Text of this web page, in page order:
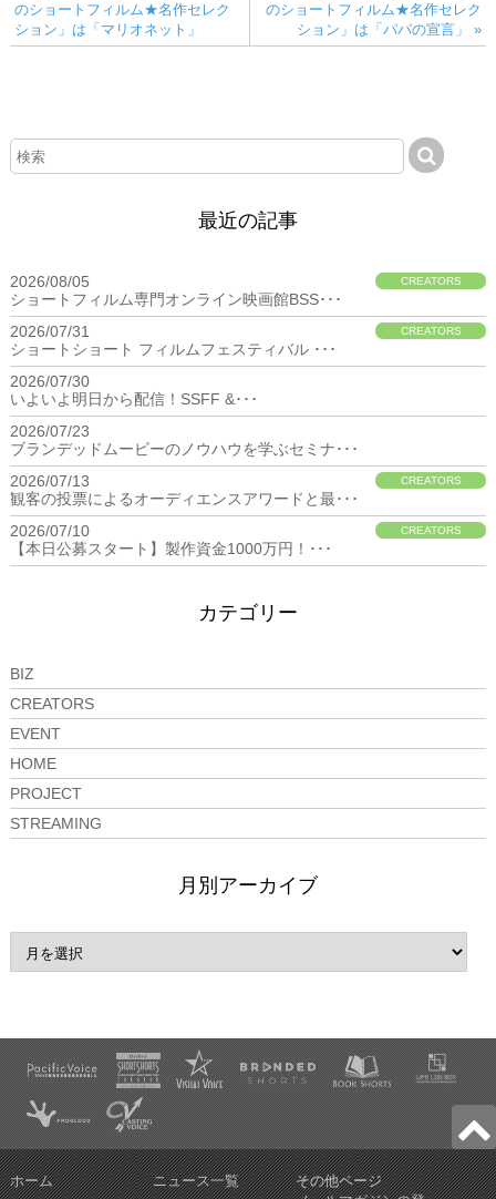
のショートフィルム★名作セレク
ション」は「マリオネット」
のショートフィルム★名作セレク
ション」は「パパの宣言」 »
最近の記事
2026/08/05 CREATORS
ショートフィルム専門オンライン映画館BSS･･･
2026/07/31
CREATORS
ショートショート フィルムフェスティバル ･･･
2026/07/30
いよいよ明日から配信！SSFF &･･･
2026/07/23
ブランデッドムービーのノウハウを学ぶセミナ･･･
2026/07/13
CREATORS
観客の投票によるオーディエンスアワードと最･･･
2026/07/10
CREATORS
【本日公募スタート】製作資金1000万円！･･･
カテゴリー
BIZ
CREATORS
EVENT
HOME
PROJECT
STREAMING
月別アーカイブ
ホーム
ニュース一覧
その他ページ